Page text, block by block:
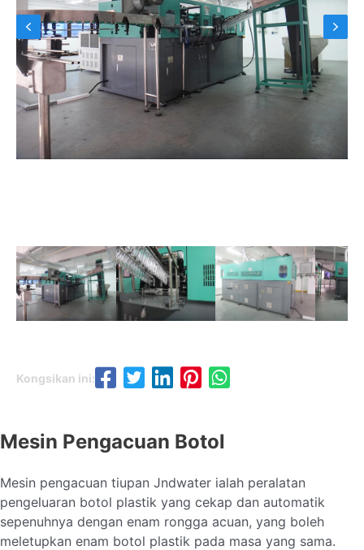
Kongsikan ini:
Mesin Pengacuan Botol
Mesin pengacuan tiupan Jndwater ialah peralatan
pengeluaran botol plastik yang cekap dan automatik
sepenuhnya dengan enam rongga acuan, yang boleh
meletupkan enam botol plastik pada masa yang sama.